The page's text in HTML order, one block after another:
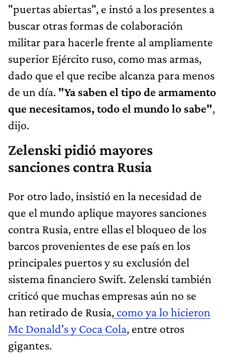
"puertas abiertas", e instó a los presentes a
buscar otras formas de colaboración
militar para hacerle frente al ampliamente
superior Ejército ruso, como mas armas,
dado que el que recibe alcanza para menos
de un día. "Ya saben el tipo de armamento
que necesitamos, todo el mundo lo sabe",
dijo.
Zelenski pidió mayores
sanciones contra Rusia
Por otro lado, insistió en la necesidad de
que el mundo aplique mayores sanciones
contra Rusia, entre ellas el bloqueo de los
barcos provenientes de ese país en los
principales puertos y su exclusión del
sistema financiero Swift. Zelenski también
criticó que muchas empresas aún no se
han retirado de Rusia, como ya lo hicieron
Mc Donald's y Coca Cola, entre otros
gigantes.